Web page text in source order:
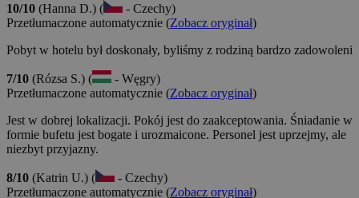
10/10 (Hanna D.) (
- Czechy)
Przetłumaczone automatycznie (Zobacz oryginał)
Pobyt w hotelu był doskonały, byliśmy z rodziną bardzo zadowoleni
7/10 (Rózsa S.) (
- Węgry)
Przetłumaczone automatycznie (Zobacz oryginał)
Jest w dobrej lokalizacji. Pokój jest do zaakceptowania. Śniadanie w
formie bufetu jest bogate i urozmaicone. Personel jest uprzejmy, ale
niezbyt przyjazny.
8/10 (Katrin U.) (
- Czechy)
Przetłumaczone automatycznie (Zobacz oryginał)